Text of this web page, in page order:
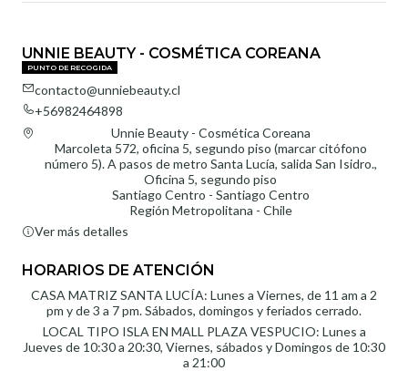
UNNIE BEAUTY - COSMÉTICA COREANA
PUNTO DE RECOGIDA
contacto@unniebeauty.cl
+56982464898
Unnie Beauty - Cosmética Coreana
Marcoleta 572, oficina 5, segundo piso (marcar citófono
número 5). A pasos de metro Santa Lucía, salida San Isidro.,
Oficina 5, segundo piso
Santiago Centro - Santiago Centro
Región Metropolitana - Chile
Ver más detalles
HORARIOS DE ATENCIÓN
CASA MATRIZ SANTA LUCÍA: Lunes a Viernes, de 11 am a 2
pm y de 3 a 7 pm. Sábados, domingos y feriados cerrado.
LOCAL TIPO ISLA EN MALL PLAZA VESPUCIO: Lunes a
Jueves de 10:30 a 20:30, Viernes, sábados y Domingos de 10:30
a 21:00